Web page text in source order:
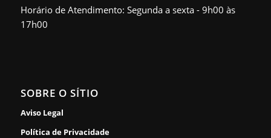
Horário de Atendimento: Segunda a sexta - 9h00 às
17h00
SOBRE O SÍTIO
Aviso Legal
Política de Privacidade